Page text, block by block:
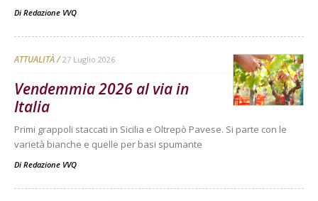
Di Redazione VVQ
ATTUALITÀ 27 Luglio 2026
Vendemmia 2026 al via in
Italia
Primi grappoli staccati in Sicilia e Oltrepò Pavese. Si parte con le
varietà bianche e quelle per basi spumante
Di Redazione VVQ